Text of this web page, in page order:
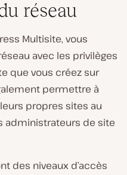
réseau
Multisite, vous
avec les privilèges
que vous créez sur
permettre à
propres sites au
administrateurs de site
des niveaux d’accès